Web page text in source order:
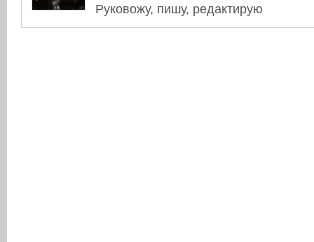
Руковожу, пишу, редактирую